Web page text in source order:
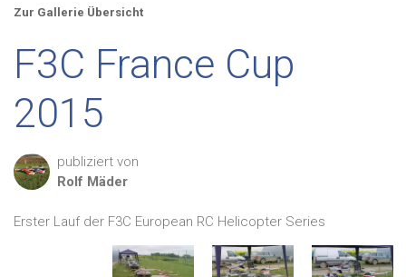
Zur Gallerie Übersicht
F3C France Cup
2015
publiziert von
Rolf Mäder
Erster Lauf der F3C European RC Helicopter Series